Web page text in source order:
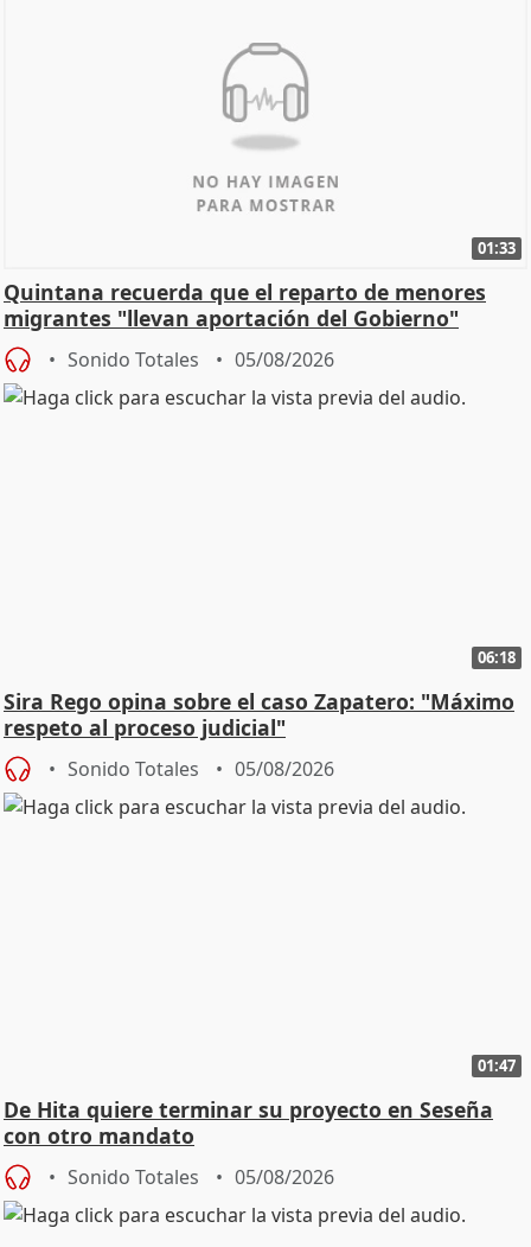
01:33
Quintana recuerda que el reparto de menores
migrantes "llevan aportación del Gobierno"
central
Sonido Totales 05/08/2026
06:18
Sira Rego opina sobre el caso Zapatero: "Máximo
respeto al proceso judicial"
Sonido Totales 05/08/2026
01:47
De Hita quiere terminar su proyecto en Seseña
con otro mandato
Sonido Totales 05/08/2026